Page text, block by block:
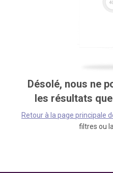
Désolé, nous ne
les résultats
Retour à la page principale
filtres ou